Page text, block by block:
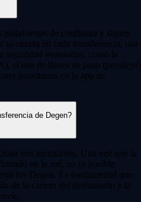
de confianza y sigues
tu cuenta en cada transferencia, usa
seguridad avanzadas, como la
el uso de llaves de paso (passkeys )
prioritarias en la app de
de Degen?
son inmutables. Una vez que la
en la red, no es posible
tus Degen. Es fundamental que
de la cartera del destinatario y la